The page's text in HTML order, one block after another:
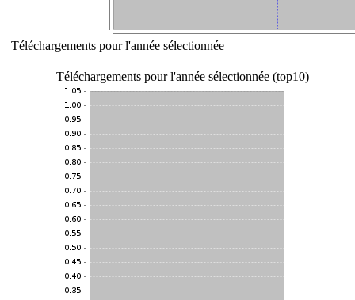
Téléchargements pour l'année sélectionnée
Téléchargements pour l'année sélectionnée (top10)